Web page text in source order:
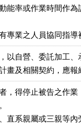
能率或作業時間作
專業之人員協同指導
以自營、委託加工
畫及相關契約，應報
，得停止被告之作業
直系親屬或三親等